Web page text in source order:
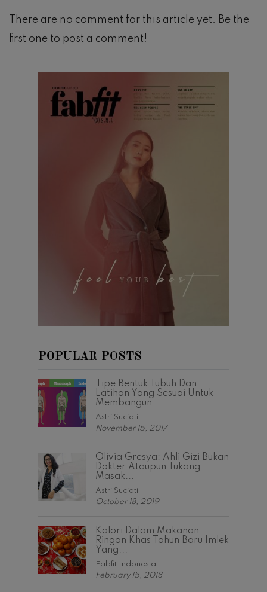
There are no comment for this article yet. Be the
first one to post a comment!
POPULAR POSTS
Tipe Bentuk Tubuh Dan
Latihan Yang Sesuai Untuk
Membangun...
Astri Suciati
November 15, 2017
Olivia Gresya: Ahli Gizi Bukan
Dokter Ataupun Tukang
Masak...
Astri Suciati
October 18, 2019
Kalori Dalam Makanan
Ringan Khas Tahun Baru Imlek
Yang...
Fabfit Indonesia
February 15, 2018